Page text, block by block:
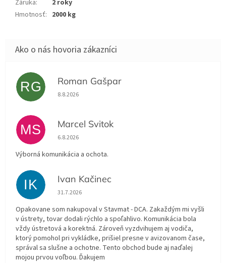
Záruka:
2 roky
Hmotnosť: 2000 kg
RG Roman Gašpar
Hodnotenie obchodu je 5 z 5 hviezdičiek.
8.8.2026
MS Marcel Svitok
Hodnotenie obchodu je 5 z 5 hviezdičiek.
6.8.2026
Výborná komunikácia a ochota.
IK Ivan Kačinec
Hodnotenie obchodu je 5 z 5 hviezdičiek.
31.7.2026
Opakovane som nakupoval v Stavmat - DCA. Zakaždým mi vyšli
v ústrety, tovar dodali rýchlo a spoľahlivo. Komunikácia bola
vždy ústretová a korektná. Zároveň vyzdvihujem aj vodiča,
ktorý pomohol pri vykládke, prišiel presne v avizovanom čase,
správal sa slušne a ochotne. Tento obchod bude aj naďalej
mojou prvou voľbou. Ďakujem